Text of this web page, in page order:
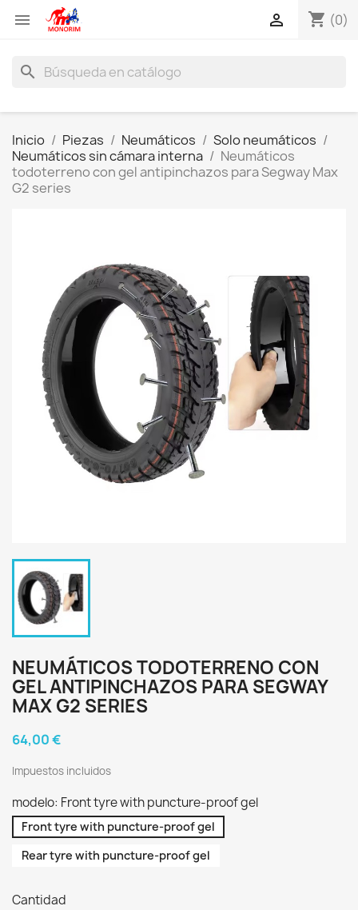
 shopping_cart (0)

search
Inicio Piezas Neumáticos
Solo neumáticos
Neumáticos sin cámara interna
Neumáticos
todoterreno con gel antipinchazos para Segway Max
G2 series
NEUMÁTICOS TODOTERRENO CON
GEL ANTIPINCHAZOS PARA SEGWAY
MAX G2 SERIES
64,00 €
Impuestos incluidos
modelo: Front tyre with puncture-proof gel
Front tyre with puncture-proof gel
Rear tyre with puncture-proof gel
Cantidad